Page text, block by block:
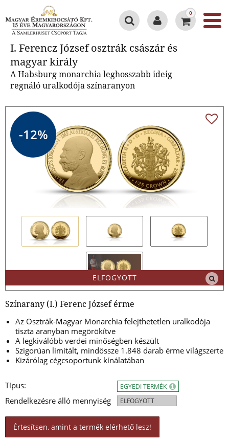
0
I. Ferencz József osztrák császár és
magyar király
A Habsburg monarchia leghosszabb ideig
regnáló uralkodója színaranyon
-12%
ELFOGYOTT
Színarany (I.) Ferenc József érme
Az Osztrák-Magyar Monarchia felejthetetlen uralkodója
tiszta aranyban megörökítve
A legkiválóbb verdei minőségben készült
Szigorúan limitált, mindössze 1.848 darab érme világszerte
Kizárólag cégcsoportunk kínálatában
Típus:
Rendelkezésre álló mennyiség
EGYEDI TERMÉK
ELFOGYOTT
Értesítsen, amint a termék elérhető lesz!
I. Ferencz József osztrák császár
és magyar király